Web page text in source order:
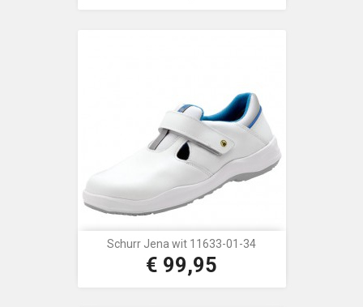
Schurr Jena wit 11633-01-34
Prijs
€ 99,95